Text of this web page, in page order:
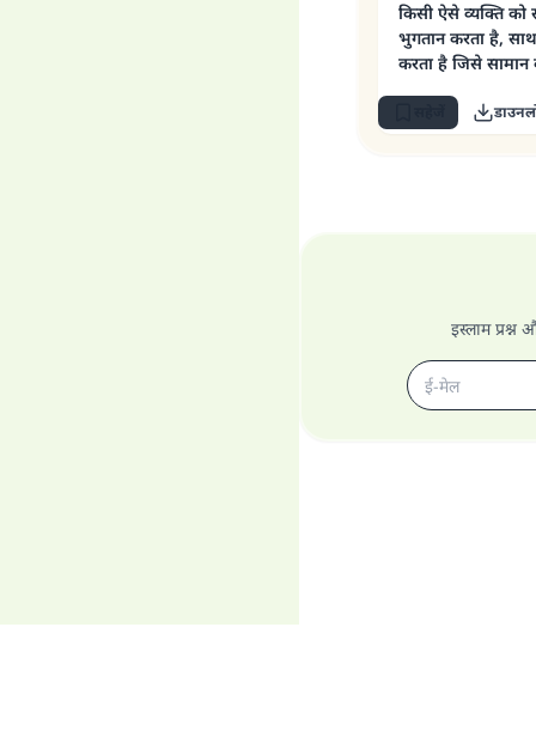
किसी ऐसे व्यक्ति को
भुगतान करता है,
करता है जिसे सामान
इस्लाम